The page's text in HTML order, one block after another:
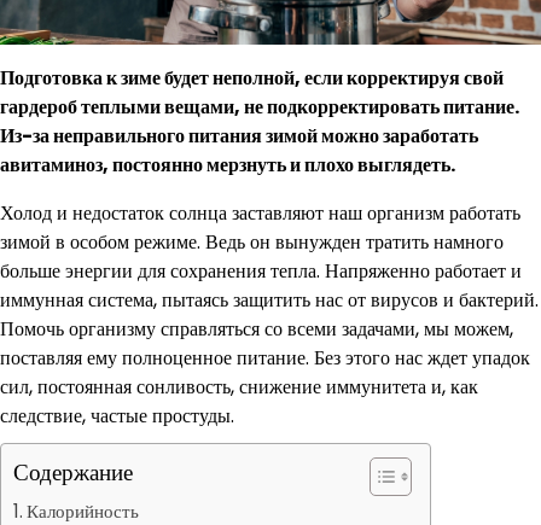
Подготовка к зиме будет неполной, если корректируя свой
гардероб теплыми вещами, не подкорректировать питание.
Из-за неправильного питания зимой можно заработать
авитаминоз, постоянно мерзнуть и плохо выглядеть.
Холод и недостаток солнца заставляют наш организм работать
зимой в особом режиме. Ведь он вынужден тратить намного
больше энергии для сохранения тепла. Напряженно работает и
иммунная система, пытаясь защитить нас от вирусов и бактерий.
Помочь организму справляться со всеми задачами, мы можем,
поставляя ему полноценное питание. Без этого нас ждет упадок
сил, постоянная сонливость, снижение иммунитета и, как
следствие, частые простуды.
Содержание
Калорийность